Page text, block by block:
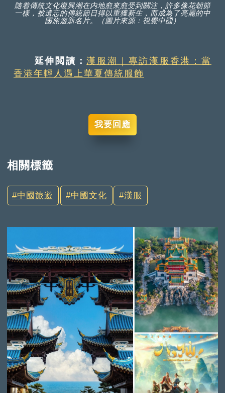
隨着傳統文化復興潮在内地愈來愈受到關注，許多像花朝節
一樣，被遺忘的傳統節日得以重獲新生，而成為了亮麗的中
國旅遊新名片。（圖片來源：視覺中國）
延伸閲讀：漢服潮｜專訪漢服香港：當
香港年輕人遇上華夏傳統服飾
我要回應
相關標籤
中國旅遊 中國文化 漢服